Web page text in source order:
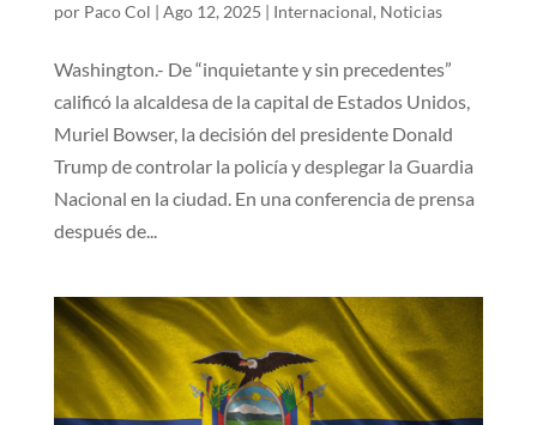
por Paco Col | Ago 12, 2025 | Internacional, Noticias
Washington.- De “inquietante y sin precedentes”
calificó la alcaldesa de la capital de Estados Unidos,
Muriel Bowser, la decisión del presidente Donald
Trump de controlar la policía y desplegar la Guardia
Nacional en la ciudad. En una conferencia de prensa
después de...